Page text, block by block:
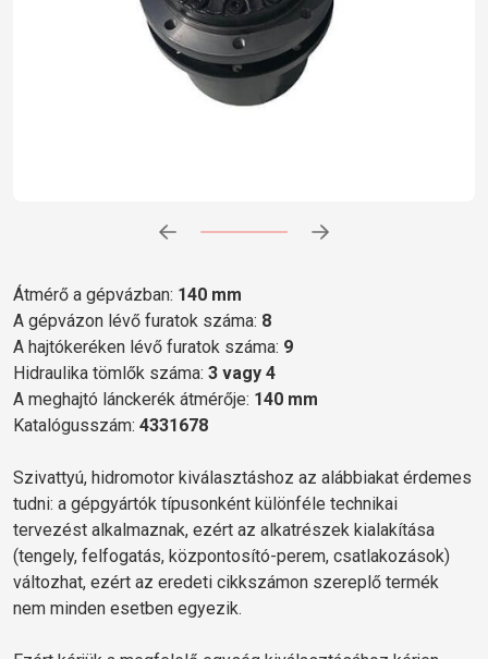
Átmérő a gépvázban: 140 mm
A gépvázon lévő furatok száma: 8
A hajtókeréken lévő furatok száma: 9
Hidraulika tömlők száma: 3 vagy 4
A meghajtó lánckerék átmérője: 140 mm
Katalógusszám: 4331678
Szivattyú, hidromotor kiválasztáshoz az alábbiakat érdemes
tudni: a gépgyártók típusonként különféle technikai
tervezést alkalmaznak, ezért az alkatrészek kialakítása
(tengely, felfogatás, központosító-perem, csatlakozások)
változhat, ezért az eredeti cikkszámon szereplő termék
nem minden esetben egyezik.